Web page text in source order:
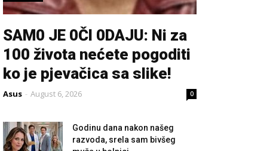
SAM0 JE 0Čl 0DAJU: Ni za
100 života nećete pogoditi
ko je pjevačica sa slike!
Asus - August 6, 2026 0
Godinu dana nakon našeg
razvoda, srela sam bivšeg